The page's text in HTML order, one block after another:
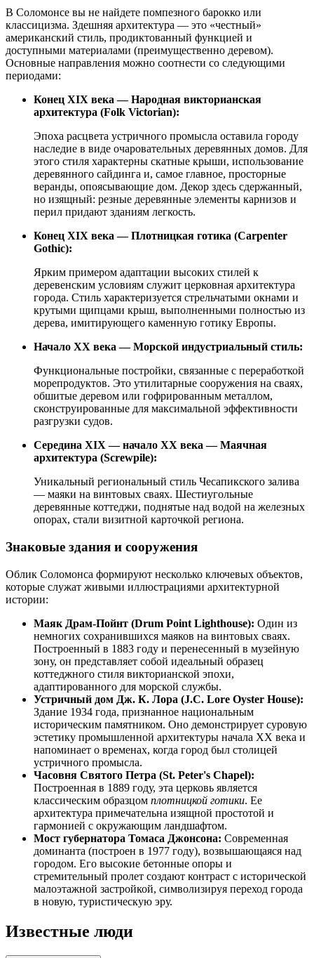
В Соломонсе вы не найдете помпезного барокко или
классицизма. Здешняя архитектура — это «честный»
американский стиль, продиктованный функцией и
доступными материалами (преимущественно деревом).
Основные направления можно соотнести со следующими
периодами:
Конец XIX века — Народная викторианская
архитектура (Folk Victorian):
Эпоха расцвета устричного промысла оставила городу
наследие в виде очаровательных деревянных домов. Для
этого стиля характерны скатные крыши, использование
деревянного сайдинга и, самое главное, просторные
веранды, опоясывающие дом. Декор здесь сдержанный,
но изящный: резные деревянные элементы карнизов и
перил придают зданиям легкость.
Конец XIX века — Плотницкая готика (Carpenter
Gothic):
Ярким примером адаптации высоких стилей к
деревенским условиям служит церковная архитектура
города. Стиль характеризуется стрельчатыми окнами и
крутыми щипцами крыш, выполненными полностью из
дерева, имитирующего каменную готику Европы.
Начало XX века — Морской индустриальный стиль:
Функциональные постройки, связанные с переработкой
морепродуктов. Это утилитарные сооружения на сваях,
обшитые деревом или гофрированным металлом,
сконструированные для максимальной эффективности
разгрузки судов.
Середина XIX — начало XX века — Маячная
архитектура (Screwpile):
Уникальный региональный стиль Чесапикского залива
— маяки на винтовых сваях. Шестиугольные
деревянные коттеджи, поднятые над водой на железных
опорах, стали визитной карточкой региона.
Знаковые здания и сооружения
Облик Соломонса формируют несколько ключевых объектов,
которые служат живыми иллюстрациями архитектурной
истории:
Маяк Драм-Пойнт (Drum Point Lighthouse): Один из
немногих сохранившихся маяков на винтовых сваях.
Построенный в 1883 году и перенесенный в музейную
зону, он представляет собой идеальный образец
коттеджного стиля викторианской эпохи,
адаптированного для морской службы.
Устричный дом Дж. К. Лора (J.C. Lore Oyster House):
Здание 1934 года, признанное национальным
историческим памятником. Оно демонстрирует суровую
эстетику промышленной архитектуры начала XX века и
напоминает о временах, когда город был столицей
устричного промысла.
Часовня Святого Петра (St. Peter's Chapel):
Построенная в 1889 году, эта церковь является
классическим образцом плотницкой готики. Ее
архитектура примечательна изящной простотой и
гармонией с окружающим ландшафтом.
Мост губернатора Томаса Джонсона: Современная
доминанта (построен в 1977 году), возвышающаяся над
городом. Его высокие бетонные опоры и
стремительный пролет создают контраст с исторической
малоэтажной застройкой, символизируя переход города
в новую, туристическую эру.
Известные люди